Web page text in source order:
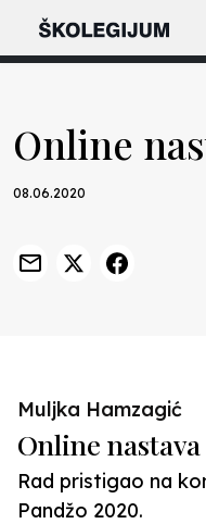
Online
08.06.2020
Muljka Hamzagić
Online nastava
Rad pristigao na
Pandžo 2020.